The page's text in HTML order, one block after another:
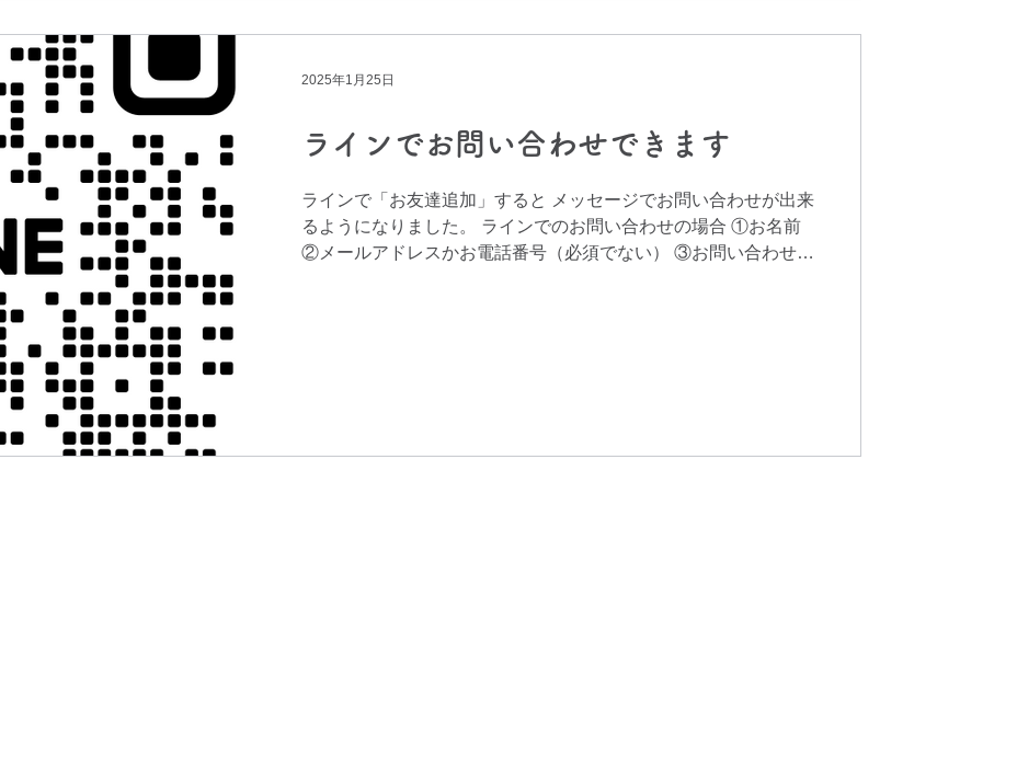
ラインでお問い合わせできます
ラインで「お友達追加」すると メッセージでお問い合わせが出来
るようになりました。 ラインでのお問い合わせの場合 ①お名前
②メールアドレスかお電話番号（必須でない） ③お問い合わせ内
2025年1月25日